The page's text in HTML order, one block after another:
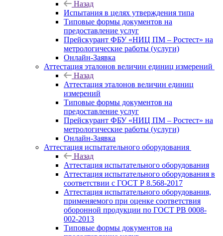
Назад
Испытания в целях утверждения типа
Типовые формы документов на
предоставление услуг
Прейскурант ФБУ «НИЦ ПМ – Ростест» на
метрологические работы (услуги)
Онлайн-Заявка
Аттестация эталонов величин единиц измерений
Назад
Аттестация эталонов величин единиц
измерений
Типовые формы документов на
предоставление услуг
Прейскурант ФБУ «НИЦ ПМ – Ростест» на
метрологические работы (услуги)
Онлайн-Заявка
Аттестация испытательного оборудования
Назад
Аттестация испытательного оборудования
Аттестация испытательного оборудования в
соответствии с ГОСТ Р 8.568-2017
Аттестация испытательного оборудования,
применяемого при оценке соответствия
оборонной продукции по ГОСТ РВ 0008-
002-2013
Типовые формы документов на